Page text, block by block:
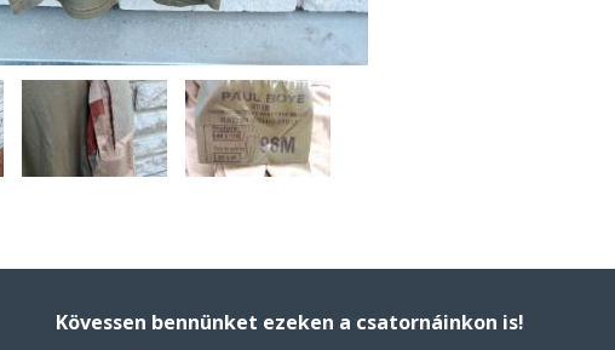
Kövessen bennünket ezeken a csatornáinkon is!